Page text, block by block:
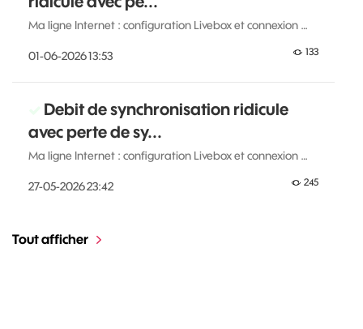
Ma ligne Internet : configuration Livebox et connexion …
133
‎01-06-202613:53
Debit de synchronisation ridicule
avec perte de sy...
Ma ligne Internet : configuration Livebox et connexion …
245
‎27-05-202623:42
Tout afficher